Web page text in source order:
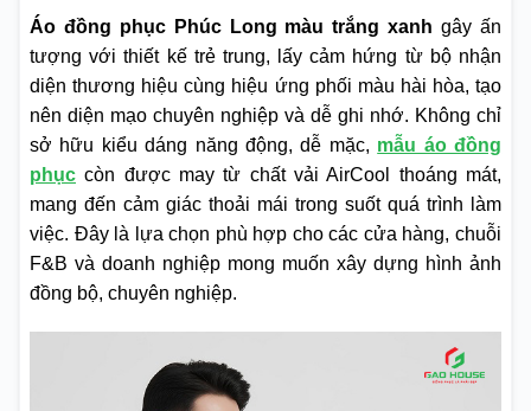
Áo đồng phục Phúc Long màu trắng xanhgây ấn
tượng với thiết kế trẻ trung, lấy cảm hứng từ bộ nhận
diện thương hiệu cùng hiệu ứng phối màu hài hòa, tạo
nên diện mạo chuyên nghiệp và dễ ghi nhớ. Không chỉ
sở hữu kiểu dáng năng động, dễ mặc, mẫu áo đồng
phục còn được may từ chất vải AirCool thoáng mát,
mang đến cảm giác thoải mái trong suốt quá trình làm
việc. Đây là lựa chọn phù hợp cho các cửa hàng, chuỗi
F&B và doanh nghiệp mong muốn xây dựng hình ảnh
đồng bộ, chuyên nghiệp.